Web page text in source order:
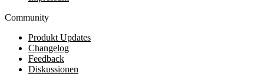
Community
Produkt Updates
Changelog
Feedback
Diskussionen